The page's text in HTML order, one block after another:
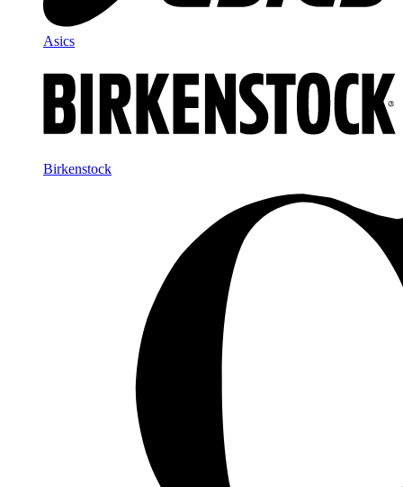
Asics
Birkenstock